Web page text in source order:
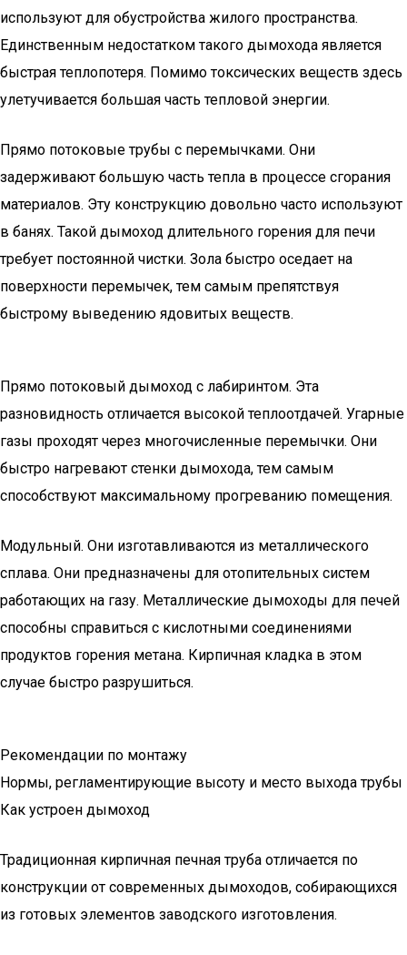
используют для обустройства жилого пространства.
Единственным недостатком такого дымохода является
быстрая теплопотеря. Помимо токсических веществ здесь
улетучивается большая часть тепловой энергии.
Прямо потоковые трубы с перемычками. Они
задерживают большую часть тепла в процессе сгорания
материалов. Эту конструкцию довольно часто используют
в банях. Такой дымоход длительного горения для печи
требует постоянной чистки. Зола быстро оседает на
поверхности перемычек, тем самым препятствуя
быстрому выведению ядовитых веществ.
Прямо потоковый дымоход с лабиринтом. Эта
разновидность отличается высокой теплоотдачей. Угарные
газы проходят через многочисленные перемычки. Они
быстро нагревают стенки дымохода, тем самым
способствуют максимальному прогреванию помещения.
Модульный. Они изготавливаются из металлического
сплава. Они предназначены для отопительных систем
работающих на газу. Металлические дымоходы для печей
способны справиться с кислотными соединениями
продуктов горения метана. Кирпичная кладка в этом
случае быстро разрушиться.
Рекомендации по монтажу
Нормы, регламентирующие высоту и место выхода трубы
Как устроен дымоход
Традиционная кирпичная печная труба отличается по
конструкции от современных дымоходов, собирающихся
из готовых элементов заводского изготовления.